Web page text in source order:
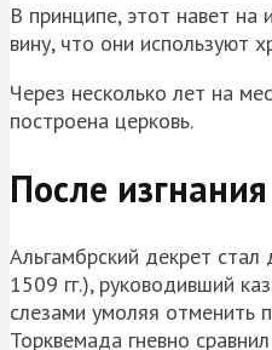
В принципе, этот навет
вину, что они используют
Через несколько лет на
построена церковь.
После изгнания
Альгамбрский декрет
1509 гг.), руководивший
слезами умоляя отменить
Торквемада гневно